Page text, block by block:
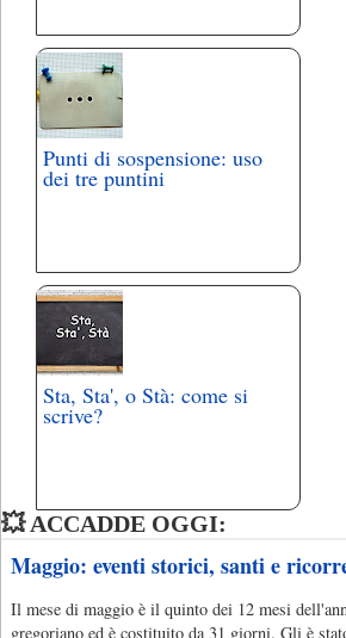
Punti di sospensione: uso
dei tre puntini
Sta, Sta', o Stà: come si
scrive?
💥 ACCADDE OGGI:
Maggio: eventi storici, santi e
Il mese di maggio è il quinto dei 12 mesi
gregoriano ed è costituito da 31 giorni. Gli è